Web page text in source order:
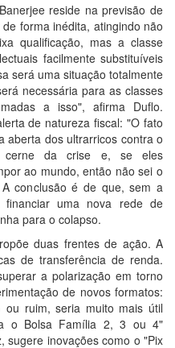
reside na previsão de
forma inédita, atingindo não
qualificação, mas a classe
facilmente substituíveis
será uma situação totalmente
necessária para as classes
a isso", afirma Duflo.
de natureza fiscal: "O fato
aberta dos ultrarricos contra o
cerne da crise e, se eles
ao mundo, então não sei o
conclusão é de que, sem a
financiar uma nova rede de
para o colapso.
duas frentes de ação. A
de transferência de renda.
a polarização em torno
de novos formatos:
ruim, seria muito mais útil
o Bolsa Família 2, 3 ou 4"
sugere inovações como o "Pix